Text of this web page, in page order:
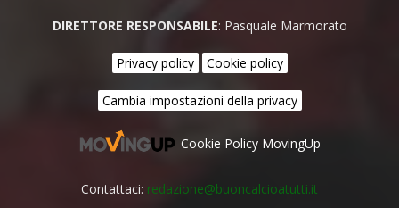
DIRETTORE RESPONSABILE: Pasquale Marmorato
Privacy policy Cookie policy
Cambia impostazioni della privacy
Cookie Policy MovingUp
Contattaci: redazione@buoncalcioatutti.it